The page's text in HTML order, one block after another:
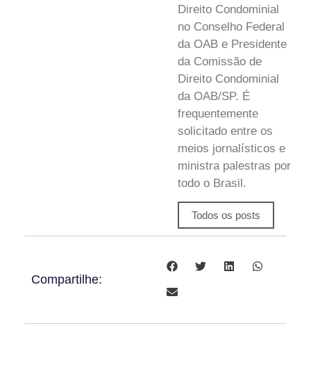
Direito Condominial
no Conselho Federal
da OAB e Presidente
da Comissão de
Direito Condominial
da OAB/SP. É
frequentemente
solicitado entre os
meios jornalísticos e
ministra palestras por
todo o Brasil.
Todos os posts
Compartilhe: